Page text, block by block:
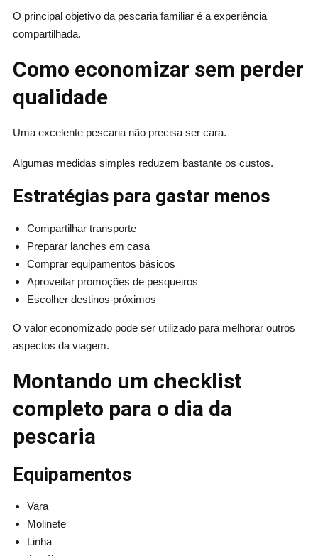
O principal objetivo da pescaria familiar é a experiência
compartilhada.
Como economizar sem perder
qualidade
Uma excelente pescaria não precisa ser cara.
Algumas medidas simples reduzem bastante os custos.
Estratégias para gastar menos
Compartilhar transporte
Preparar lanches em casa
Comprar equipamentos básicos
Aproveitar promoções de pesqueiros
Escolher destinos próximos
O valor economizado pode ser utilizado para melhorar outros
aspectos da viagem.
Montando um checklist
completo para o dia da
pescaria
Equipamentos
Vara
Molinete
Linha